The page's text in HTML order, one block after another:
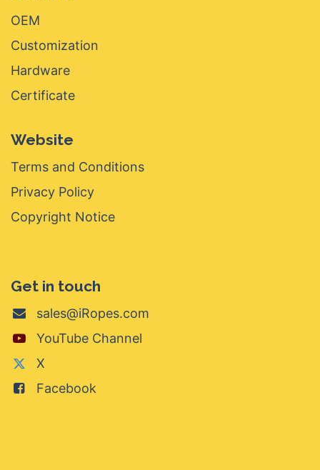
OEM
Customization
Hardware
Certificate
Website
Terms and Conditions
Privacy Policy
Copyright Notice
Get in touch
sales@iRopes.com
YouTube Channel
X
Facebook